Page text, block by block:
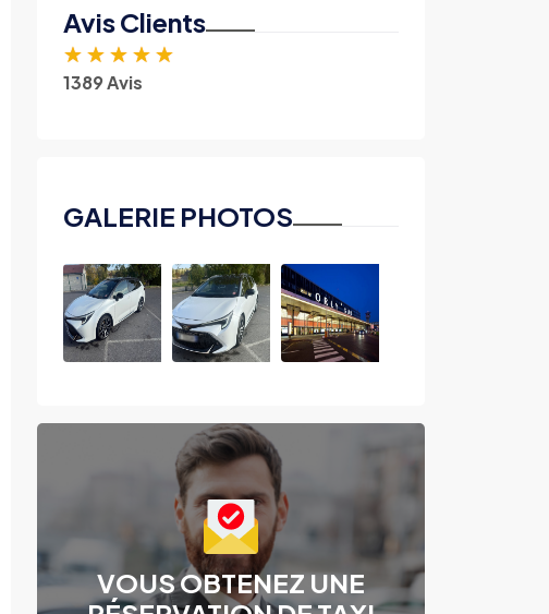
Avis Clients
★ ★ ★ ★ ★
1389 Avis
GALERIE PHOTOS
VOUS OBTENEZ UNE